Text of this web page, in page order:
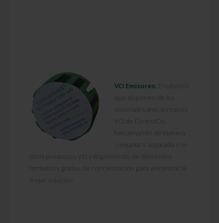
VCI Emisores:
Productos
materiales anticorrosivos
VCI de ControlOx,
funcionando de manera
conjunta o separada con
otros productos VCI y disponiendo de diferentes
formatos y grados de concentración para encontrar la
mejor solución.